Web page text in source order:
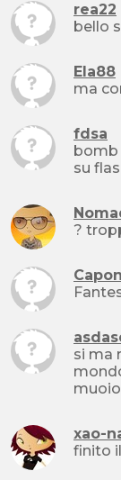
rea22
bello
Ela88
ma
fdsa
su
?
si ma
xao-
finito